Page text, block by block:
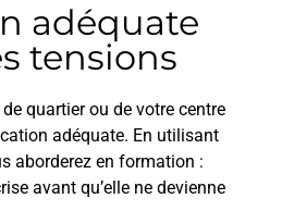
adéquate
tensions
quartier ou de votre centre
adéquate. En utilisant
aborderez en formation :
avant qu’elle ne devienne